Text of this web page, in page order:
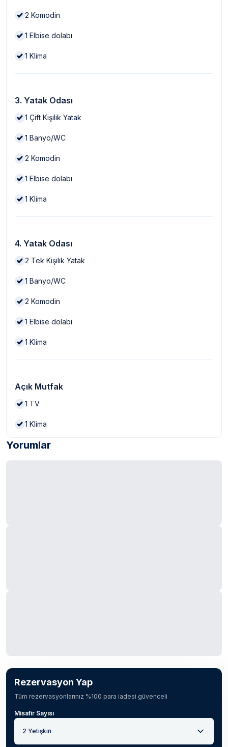
2 Komodin
1 Elbise dolabı
1 Klima
3. Yatak Odası
1 Çift Kişilik Yatak
1 Banyo/WC
2 Komodin
1 Elbise dolabı
1 Klima
4. Yatak Odası
2 Tek Kişilik Yatak
1 Banyo/WC
2 Komodin
1 Elbise dolabı
1 Klima
Açık Mutfak
1 TV
1 Klima
Yorumlar
Rezervasyon Yap
Tüm rezervasyonlarınız %100 para iadesi güvenceli
Misafir Sayısı
2 Yetişkin